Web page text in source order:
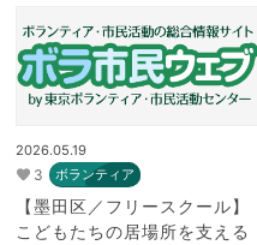
2026.05.19
3 ボランティア
【墨田区／フリースクール】
こどもたちの居場所を支える